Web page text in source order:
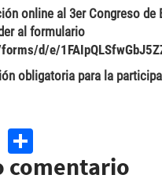
online al 3er Congreso de
al formulario
d/e/
obligatoria para la
WhatsApp
comentario